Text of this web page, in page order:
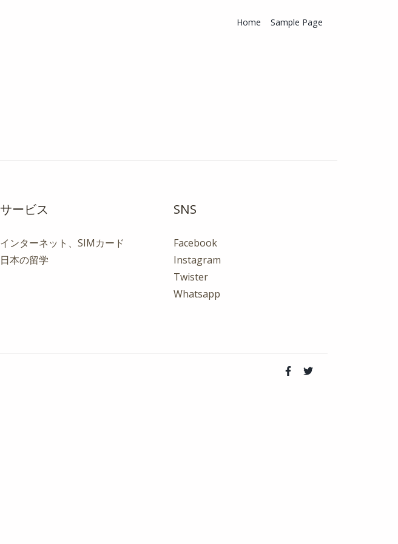
Home Sample Page
サービス
インターネット、SIMカード
日本の留学
SNS
Facebook
Instagram
Twister
Whatsapp